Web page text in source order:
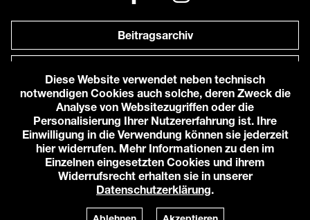
Beitragsarchiv
Anfahrt zu uns
© 2026 Karlstorbahnhof e.V.
Impressum
Datenschutzerklärung
Cookie-Einstellungen
Powered by
TWT Digital Health
Diese Website verwendet neben technisch
notwendigen Cookies auch solche, deren Zweck die
Analyse von Websitezugriffen oder die
Personalisierung Ihrer Nutzererfahrung ist. Ihre
Einwilligung in die Verwendung können sie jederzeit
hier widerrufen. Mehr Informationen zu den im
Einzelnen eingesetzten Cookies und ihrem
Widerrufsrecht erhalten sie in unserer
Datenschutzerklärung.